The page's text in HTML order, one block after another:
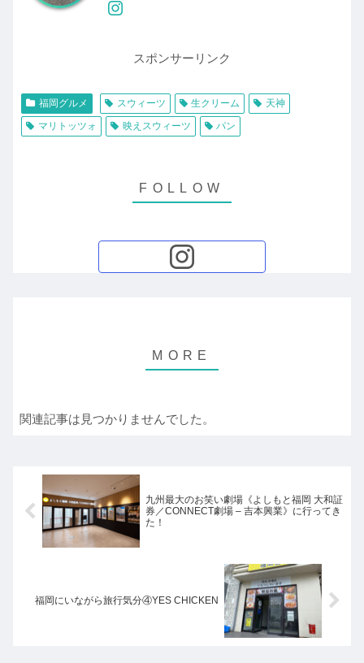
スポンサーリンク
福岡グルメ スウィーツ 生クリーム
天神
マリトッツォ
映えスウィーツ パン
関連記事は見つかりませんでした。
九州最大のお笑い劇場《よしもと福岡 大和証
券／CONNECT劇場 – 吉本興業》に行ってき
た！
福岡にいながら旅行気分④YES CHICKEN